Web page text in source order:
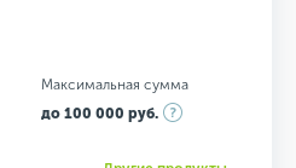
Максимальная сумма
до 100 000 руб.